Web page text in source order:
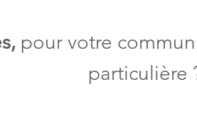
pour votre
particulière